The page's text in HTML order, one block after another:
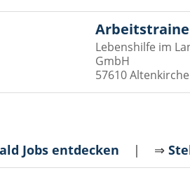
Lebenshilfe im
GmbH
57610
Jobs entdecken | ⇒